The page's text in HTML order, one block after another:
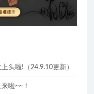
头啦!（24.9.10更新）
啦~~！